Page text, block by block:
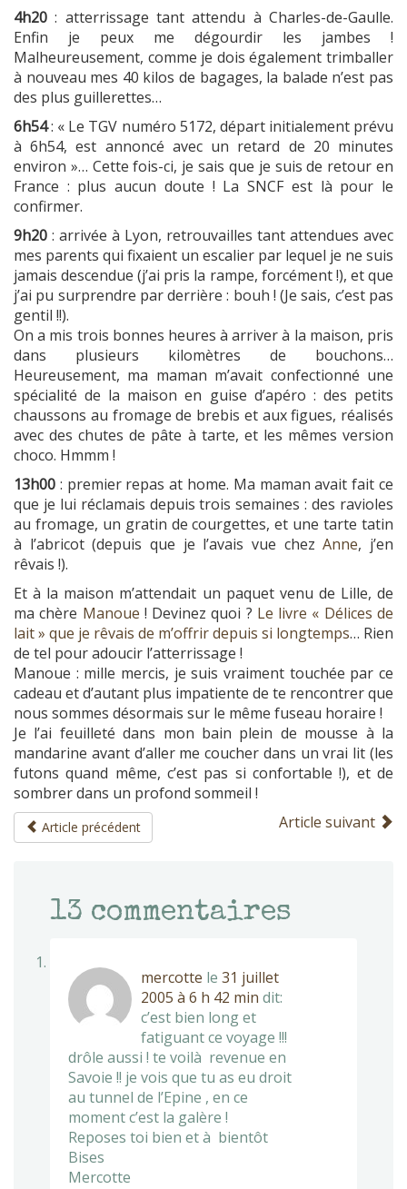
4h20 : atterrissage tant attendu à Charles-de-Gaulle.
Enfin je peux me dégourdir les jambes !
Malheureusement, comme je dois également trimballer
à nouveau mes 40 kilos de bagages, la balade n’est pas
des plus guillerettes…
6h54: « Le TGV numéro 5172, départ initialement prévu
à 6h54, est annoncé avec un retard de 20 minutes
environ »… Cette fois-ci, je sais que je suis de retour en
France : plus aucun doute ! La SNCF est là pour le
confirmer.
9h20 : arrivée à Lyon, retrouvailles tant attendues avec
mes parents qui fixaient un escalier par lequel je ne suis
jamais descendue (j’ai pris la rampe, forcément !), et que
j’ai pu surprendre par derrière : bouh ! (Je sais, c’est pas
gentil !!).
On a mis trois bonnes heures à arriver à la maison, pris
dans plusieurs kilomètres de bouchons…
Heureusement, ma maman m’avait confectionné une
spécialité de la maison en guise d’apéro : des petits
chaussons au fromage de brebis et aux figues, réalisés
avec des chutes de pâte à tarte, et les mêmes version
choco. Hmmm !
13h00 : premier repas at home. Ma maman avait fait ce
que je lui réclamais depuis trois semaines : des ravioles
au fromage, un gratin de courgettes, et une tarte tatin
à l’abricot (depuis que je l’avais vue chezAnne, j’en
rêvais !).
Et à la maison m’attendait un paquet venu de Lille, de
ma chère Manoue ! Devinez quoi ? Le livre « Délices de
lait » que je rêvais de m’offrir depuis si longtemps… Rien
de tel pour adoucir l’atterrissage !
Manoue : mille mercis, je suis vraiment touchée par ce
cadeau et d’autant plus impatiente de te rencontrer que
nous sommes désormais sur le même fuseau horaire !
Je l’ai feuilleté dans mon bain plein de mousse à la
mandarine avant d’aller me coucher dans un vrai lit (les
futons quand même, c’est pas si confortable !), et de
sombrer dans un profond sommeil !
Article précédent Article suivant
13 commentaires
mercotte le 31 juillet
2005 à 6 h 42 min dit:
c’est bien long et
fatiguant ce voyage !!!
drôle aussi ! te voilà revenue en
Savoie !! je vois que tu as eu droit
au tunnel de l’Epine , en ce
moment c’est la galère !
Reposes toi bien et à bientôt
Bises
Mercotte